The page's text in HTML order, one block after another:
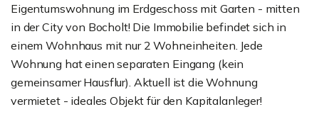
Eigentumswohnung im Erdgeschoss mit Garten - mitten
in der City von Bocholt! Die Immobilie befindet sich in
einem Wohnhaus mit nur 2 Wohneinheiten. Jede
Wohnung hat einen separaten Eingang (kein
gemeinsamer Hausflur). Aktuell ist die Wohnung
vermietet - ideales Objekt für den Kapitalanleger!